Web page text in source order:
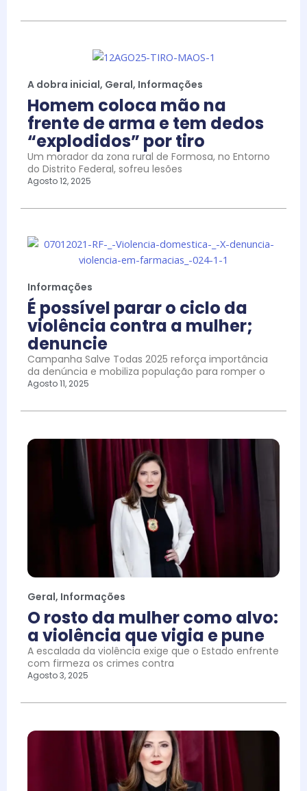
A dobra inicial, Geral, Informações
Homem coloca mão na
frente de arma e tem dedos
“explodidos” por tiro
Um morador da zona rural de Formosa, no Entorno
do Distrito Federal, sofreu lesões
Agosto 12, 2025
Informações
É possível parar o ciclo da
violência contra a mulher;
denuncie
Campanha Salve Todas 2025 reforça importância
da denúncia e mobiliza população para romper o
Agosto 11, 2025
Geral, Informações
O rosto da mulher como alvo:
a violência que vigia e pune
A escalada da violência exige que o Estado enfrente
com firmeza os crimes contra
Agosto 3, 2025